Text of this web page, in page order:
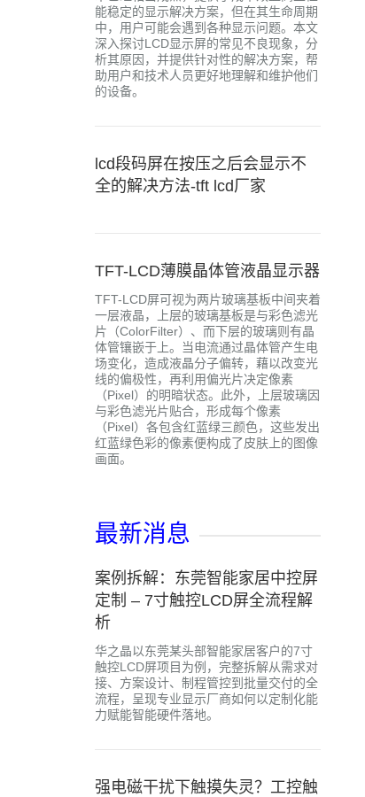
能稳定的显示解决方案，但在其生命周期
中，用户可能会遇到各种显示问题。本文
深入探讨LCD显示屏的常见不良现象，分
析其原因，并提供针对性的解决方案，帮
助用户和技术人员更好地理解和维护他们
的设备。
lcd段码屏在按压之后会显示不
全的解决方法-tft lcd厂家
TFT-LCD薄膜晶体管液晶显示器
TFT-LCD屏可视为两片玻璃基板中间夹着
一层液晶，上层的玻璃基板是与彩色滤光
片（ColorFilter）、而下层的玻璃则有晶
体管镶嵌于上。当电流通过晶体管产生电
场变化，造成液晶分子偏转，藉以改变光
线的偏极性，再利用偏光片决定像素
（Pixel）的明暗状态。此外，上层玻璃因
与彩色滤光片贴合，形成每个像素
（Pixel）各包含红蓝绿三颜色，这些发出
红蓝绿色彩的像素便构成了皮肤上的图像
画面。
最新消息
案例拆解：东莞智能家居中控屏
定制 – 7寸触控LCD屏全流程解
析
华之晶以东莞某头部智能家居客户的7寸
触控LCD屏项目为例，完整拆解从需求对
接、方案设计、制程管控到批量交付的全
流程，呈现专业显示厂商如何以定制化能
力赋能智能硬件落地。
强电磁干扰下触摸失灵？工控触